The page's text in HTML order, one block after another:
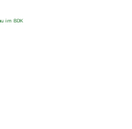
im BDK